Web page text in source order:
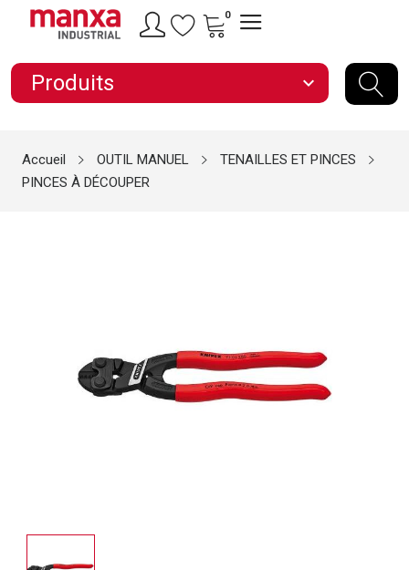
0
Produits expand_more
Accueil OUTIL MANUEL
TENAILLES ET PINCES
PINCES À DÉCOUPER